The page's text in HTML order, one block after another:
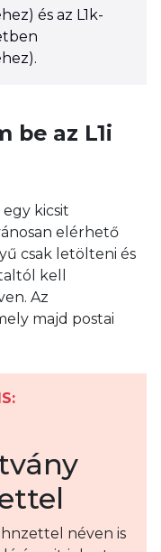
és az L1k-
be az L1i
kicsit
elérhető
csak letölteni és
kell
Az
majd postai
néven is